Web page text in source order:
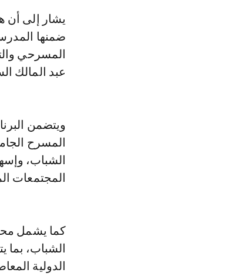
يشار إلى أن
ضمنها
المسرحي
عبد المالك
ويتضمن
المسرح
الشباب،
المجتمعات
كما يشمل
الشباب، بما
الدولية